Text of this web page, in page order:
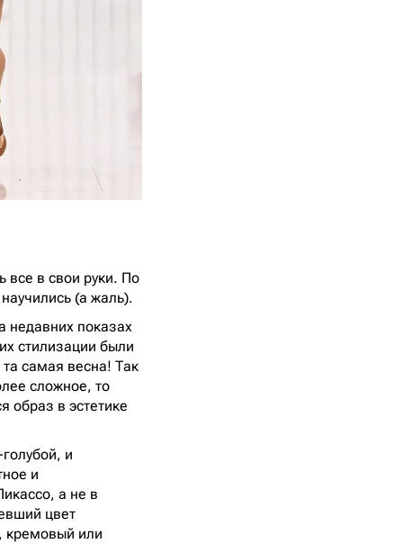
все в свои руки. По
(а жаль).
недавних показах
стилизации были
самая весна! Так
сложное, то
образ в эстетике
и
и
а не в
цвет
кремовый или